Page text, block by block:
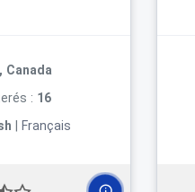
Canada
: 16
| Français